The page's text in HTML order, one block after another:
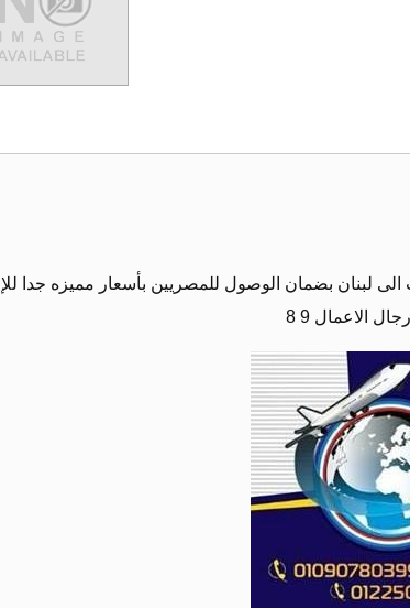
لبنان بضمان الوصول للمصريين بأسعار مميزه جدا للإ
الاعمال 9 8